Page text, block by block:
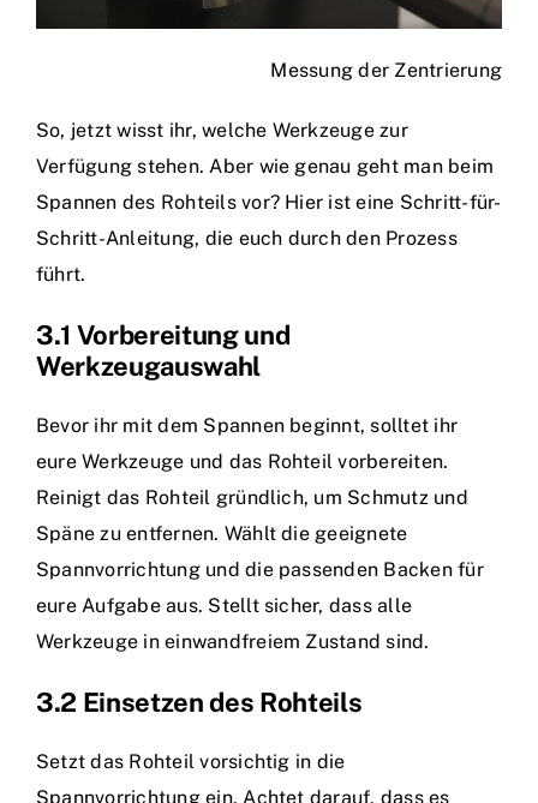
Messung der Zentrierung
So, jetzt wisst ihr, welche Werkzeuge zur
Verfügung stehen. Aber wie genau geht man beim
Spannen des Rohteils vor? Hier ist eine Schritt-für-
Schritt-Anleitung, die euch durch den Prozess
führt.
3.1 Vorbereitung und
Werkzeugauswahl
Bevor ihr mit dem Spannen beginnt, solltet ihr
eure Werkzeuge und das Rohteil vorbereiten.
Reinigt das Rohteil gründlich, um Schmutz und
Späne zu entfernen. Wählt die geeignete
Spannvorrichtung und die passenden Backen für
eure Aufgabe aus. Stellt sicher, dass alle
Werkzeuge in einwandfreiem Zustand sind.
3.2 Einsetzen des Rohteils
Setzt das Rohteil vorsichtig in die
Spannvorrichtung ein. Achtet darauf, dass es